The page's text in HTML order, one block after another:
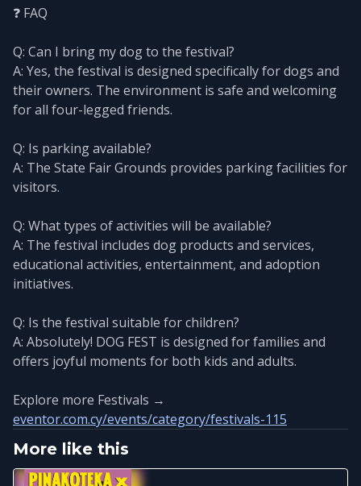
❓ FAQ
Q: Can I bring my dog to the festival?
A: Yes, the festival is designed specifically for dogs and
their owners. The environment is safe and welcoming
for all four-legged friends.
Q: Is parking available?
A: The State Fair Grounds provides parking facilities for
visitors.
Q: What types of activities will be available?
A: The festival includes dog products and services,
educational activities, entertainment, and adoption
initiatives.
Q: Is the festival suitable for children?
A: Absolutely! DOG FEST is designed for families and
offers joyful moments for both kids and adults.
Explore more Festivals →
eventor.com.cy/events/category/festivals-115
More like this